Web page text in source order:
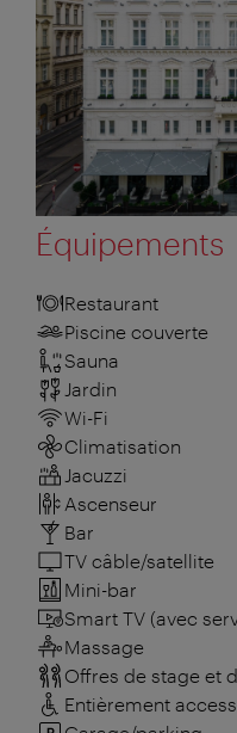
Équipements
Restaurant
Piscine couverte
Sauna
Jardin
Wi-Fi
Climatisation
Jacuzzi
Ascenseur
Bar
TV câble/satellite
Mini-bar
Smart TV (avec
Massage
Offres de stage et
Entièrement